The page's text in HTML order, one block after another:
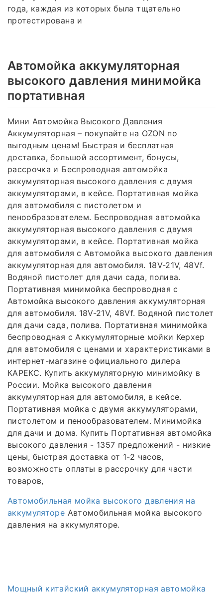
года, каждая из которых была тщательно
протестирована и
Автомойка аккумуляторная
высокого давления минимойка
портативная
Мини Автомойка Высокого Давления
Аккумуляторная – покупайте на OZON по
выгодным ценам! Быстрая и бесплатная
доставка, большой ассортимент, бонусы,
рассрочка и Беспроводная автомойка
аккумуляторная высокого давления с двумя
аккумуляторами, в кейсе. Портативная мойка
для автомобиля с пистолетом и
пенообразователем. Беспроводная автомойка
аккумуляторная высокого давления с двумя
аккумуляторами, в кейсе. Портативная мойка
для автомобиля с Автомойка высокого давления
аккумуляторная для автомобиля. 18V-21V, 48Vf.
Водяной пистолет для дачи сада, полива.
Портативная минимойка беспроводная с
Автомойка высокого давления аккумуляторная
для автомобиля. 18V-21V, 48Vf. Водяной пистолет
для дачи сада, полива. Портативная минимойка
беспроводная с Аккумуляторные мойки Керхер
для автомобиля с ценами и характеристиками в
интернет-магазине официального дилера
КАРЕКС. Купить аккумуляторную минимойку в
России. Мойка высокого давления
аккумуляторная для автомобиля, в кейсе.
Портативная мойка с двумя аккумуляторами,
пистолетом и пенообразователем. Минимойка
для дачи и дома. Купить Портативная автомойка
высокого давления - 1357 предложений - низкие
цены, быстрая доставка от 1-2 часов,
возможность оплаты в рассрочку для части
товаров,
Автомобильная мойка высокого давления на
аккумуляторе Автомобильная мойка высокого
давления на аккумуляторе.
Мощный китайский аккумуляторная автомойка